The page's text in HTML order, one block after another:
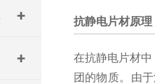
抗静电片材原理
在抗静电片材
团的物质。由